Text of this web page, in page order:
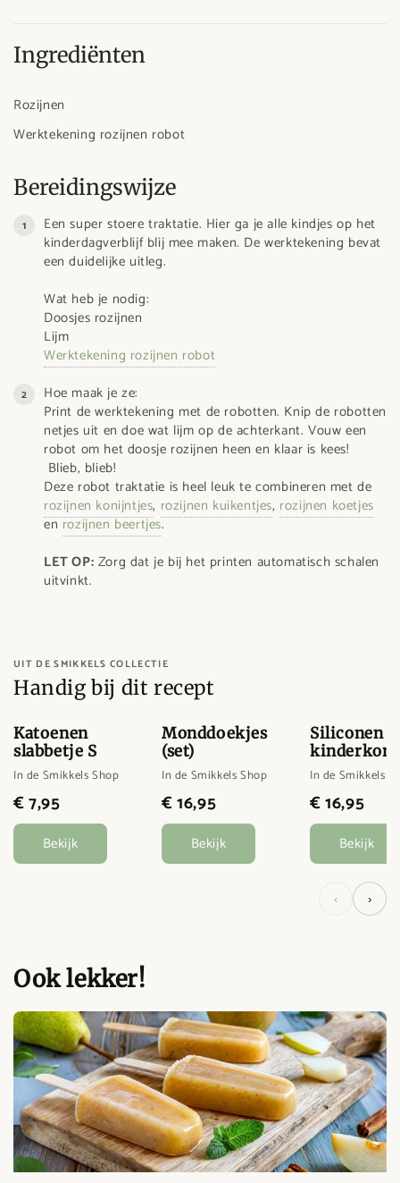
Ingrediënten
Rozijnen
Werktekening rozijnen robot
Bereidingswijze
Een super stoere traktatie. Hier ga je alle kindjes op het
kinderdagverblijf blij mee maken. De werktekening bevat
een duidelijke uitleg.
Wat heb je nodig:
Doosjes rozijnen
Lijm
Werktekening rozijnen robot
Hoe maak je ze:
Print de werktekening met de robotten. Knip de robotten
netjes uit en doe wat lijm op de achterkant. Vouw een
robot om het doosje rozijnen heen en klaar is kees!
Blieb, blieb!
Deze robot traktatie is heel leuk te combineren met de
rozijnen konijntjes, rozijnen kuikentjes, rozijnen koetjes
enrozijnen beertjes.
LET OP: Zorg dat je bij het printen automatisch schalen
uitvinkt.
UIT DE SMIKKELS COLLECTIE
Handig bij dit recept
Katoenen
slabbetje S
In de Smikkels Shop
€ 7,95
Bekijk
Monddoekjes
(set)
In de Smikkels Shop
€ 16,95
Bekijk
Siliconen
In de Smikkels
€ 16,95
Bekijk
‹ ›
Ook lekker!